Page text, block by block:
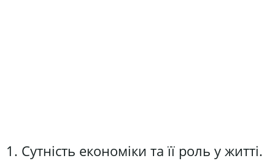
1. Сутність економіки та її роль у житті.